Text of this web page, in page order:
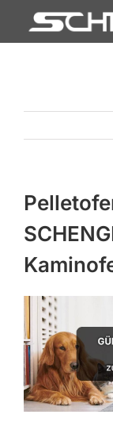
Inhalt
PROFIL
WARENKORB
PRODUCTS
SEARCH